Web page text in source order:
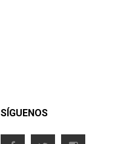
SÍGUENOS